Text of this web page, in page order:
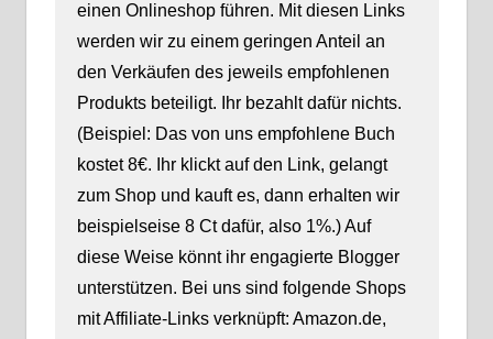
einen Onlineshop führen. Mit diesen Links
werden wir zu einem geringen Anteil an
den Verkäufen des jeweils empfohlenen
Produkts beteiligt. Ihr bezahlt dafür nichts.
(Beispiel: Das von uns empfohlene Buch
kostet 8€. Ihr klickt auf den Link, gelangt
zum Shop und kauft es, dann erhalten wir
beispielseise 8 Ct dafür, also 1%.) Auf
diese Weise könnt ihr engagierte Blogger
unterstützen. Bei uns sind folgende Shops
mit Affiliate-Links verknüpft: Amazon.de,